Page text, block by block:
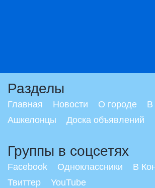
Разделы
Главная Новости О городе
В
Ашкелонцы
Доска объявлений
Группы в соцсетях
Facebook Одноклассники
В
Твиттер
YouTube